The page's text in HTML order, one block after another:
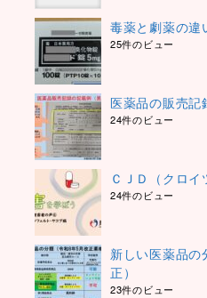
毒薬と劇薬の違
25件のビュー
医薬品の販売記
24件のビュー
ＣＪＤ（クロ
24件のビュー
新しい医薬品
正）
23件のビュー